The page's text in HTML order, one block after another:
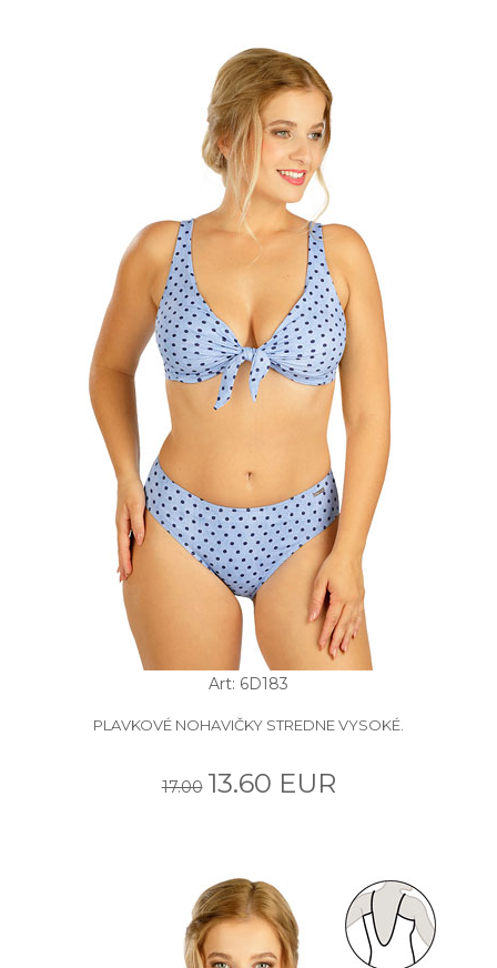
Art: 6D183
PLAVKOVÉ NOHAVIČKY STREDNE VYSOKÉ.
17.00 13.60 EUR